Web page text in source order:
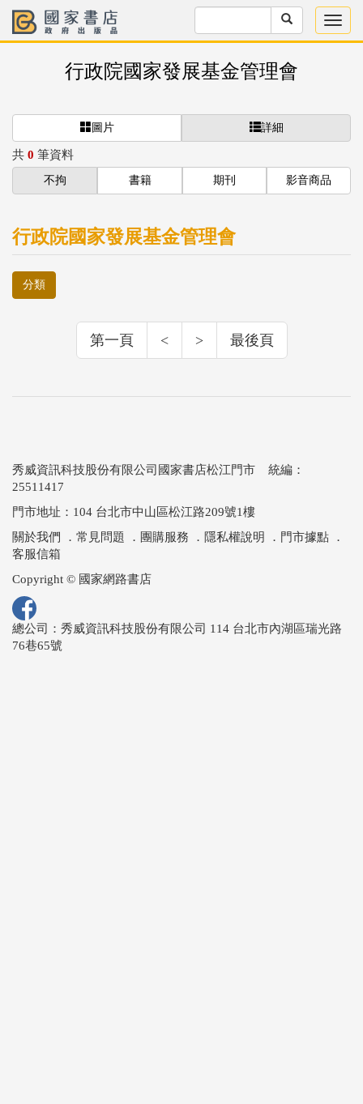
行政院國家發展基金管理會
圖片 詳細
共 0 筆資料
不拘 書籍 期刊 影音商品
行政院國家發展基金管理會
分類
第一頁 < > 最後頁
秀威資訊科技股份有限公司國家書店松江門市 統編：
25511417
門市地址：104 台北市中山區松江路209號1樓
關於我們 ． 常見問題 ． 團購服務 ． 隱私權說明 ． 門市據點 ．
客服信箱
Copyright © 國家網路書店
總公司：秀威資訊科技股份有限公司 114 台北市內湖區瑞光路
76巷65號